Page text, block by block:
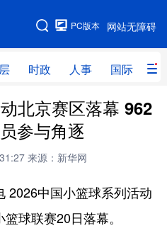
网站无障碍
PC版本
时政 人事 国际 财
地图
时政 人事
网评
全球连线
体育 文化
访谈 视频
北京赛区落幕 962
参与角逐
来源：新华网
中国小篮球系列活动
球联赛20日落幕。